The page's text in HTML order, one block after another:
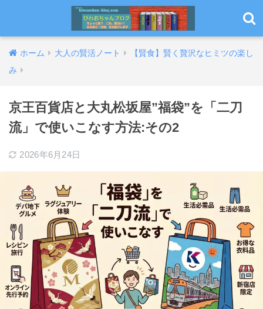
ホーム 大人の賢活ノート
【賢食】賢く贅沢なヒミツの楽し
み
京王百貨店と大丸松坂屋”福袋”を「二刀
流」で使いこなす方法:その2
2026年6月24日